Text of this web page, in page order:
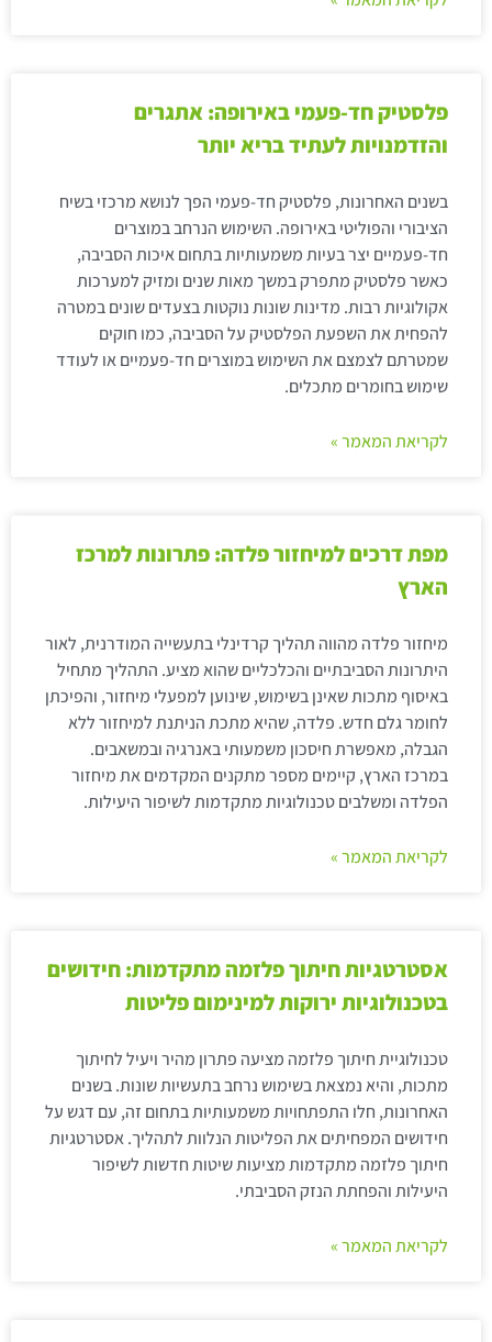
פלסטיק חד-פעמי באירופה: אתגרים
והזדמנויות לעתיד בריא יותר
בשנים האחרונות, פלסטיק חד-פעמי הפך לנושא מרכזי בשיח
הציבורי והפוליטי באירופה. השימוש הנרחב במוצרים
חד-פעמיים יצר בעיות משמעותיות בתחום איכות הסביבה,
כאשר פלסטיק מתפרק במשך מאות שנים ומזיק למערכות
אקולוגיות רבות. מדינות שונות נוקטות בצעדים שונים במטרה
להפחית את השפעת הפלסטיק על הסביבה, כמו חוקים
שמטרתם לצמצם את השימוש במוצרים חד-פעמיים או לעודד
שימוש בחומרים מתכלים.
לקריאת המאמר »
מפת דרכים למיחזור פלדה: פתרונות למרכז
הארץ
מיחזור פלדה מהווה תהליך קרדינלי בתעשייה המודרנית, לאור
היתרונות הסביבתיים והכלכליים שהוא מציע. התהליך מתחיל
באיסוף מתכות שאינן בשימוש, שינוען למפעלי מיחזור, והפיכתן
לחומר גלם חדש. פלדה, שהיא מתכת הניתנת למיחזור ללא
הגבלה, מאפשרת חיסכון משמעותי באנרגיה ובמשאבים.
במרכז הארץ, קיימים מספר מתקנים המקדמים את מיחזור
הפלדה ומשלבים טכנולוגיות מתקדמות לשיפור היעילות.
לקריאת המאמר »
אסטרטגיות חיתוך פלזמה מתקדמות: חידושים
בטכנולוגיות ירוקות למינימום פליטות
טכנולוגיית חיתוך פלזמה מציעה פתרון מהיר ויעיל לחיתוך
מתכות, והיא נמצאת בשימוש נרחב בתעשיות שונות. בשנים
האחרונות, חלו התפתחויות משמעותיות בתחום זה, עם דגש על
חידושים המפחיתים את הפליטות הנלוות לתהליך. אסטרטגיות
חיתוך פלזמה מתקדמות מציעות שיטות חדשות לשיפור
היעילות והפחתת הנזק הסביבתי.
לקריאת המאמר »